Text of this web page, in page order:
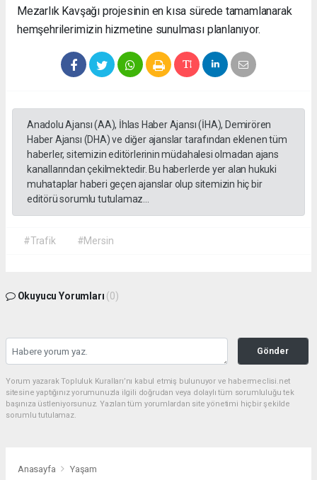
Mezarlık Kavşağı projesinin en kısa sürede tamamlanarak
hemşehrilerimizin hizmetine sunulması planlanıyor.
Anadolu Ajansı (AA), İhlas Haber Ajansı (İHA), Demirören
Haber Ajansı (DHA) ve diğer ajanslar tarafından eklenen tüm
haberler, sitemizin editörlerinin müdahalesi olmadan ajans
kanallarından çekilmektedir. Bu haberlerde yer alan hukuki
muhataplar haberi geçen ajanslar olup sitemizin hiç bir
editörü sorumlu tutulamaz...
#Trafik #Mersin
Okuyucu Yorumları (0)
Gönder
Yorum yazarak Topluluk Kuralları’nı kabul etmiş bulunuyor ve habermeclisi.net
sitesine yaptığınız yorumunuzla ilgili doğrudan veya dolaylı tüm sorumluluğu tek
başınıza üstleniyorsunuz. Yazılan tüm yorumlardan site yönetimi hiçbir şekilde
sorumlu tutulamaz.
Anasayfa Yaşam